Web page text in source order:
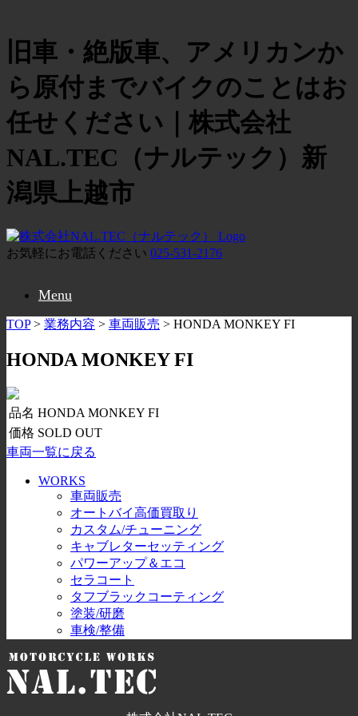
旧車・絶版車、アメリカンか
ら原付までバイクのことはお
任せください｜株式会社
NAL.TEC（ナルテック）新
潟県上越市
お気軽にお電話ください 025-531-2176
Menu
TOP> 業務内容 > 車両販売 > HONDA MONKEY FI
HONDA MONKEY FI
品名 HONDA MONKEY FI
価格 SOLD OUT
車両一覧に戻る
WORKS
車両販売
オートバイ高価買取り
カスタム/チューニング
キャブレターセッティング
パワーアップ＆エコ
セラコート
タフブラックコーティング
塗装/研磨
車検/整備